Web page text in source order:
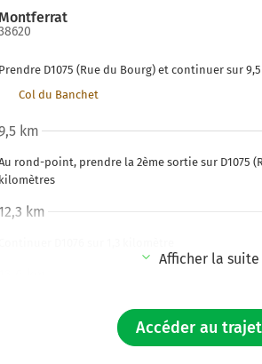
D1075 (Rue du Bourg) et continuer sur
Col du Banchet
rond-point, prendre la 2ème sortie sur D1075
km
km
rond-point, prendre la 3ème sortie sur D1076
Afficher la suite
Accéder au trajet